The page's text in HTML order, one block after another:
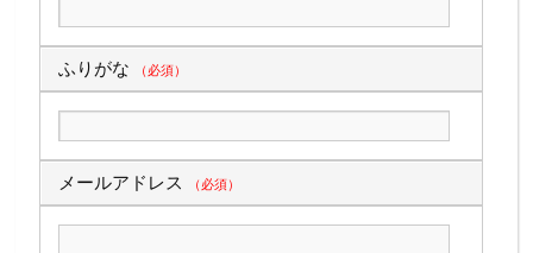
ふりがな （必須）
メールアドレス （必須）